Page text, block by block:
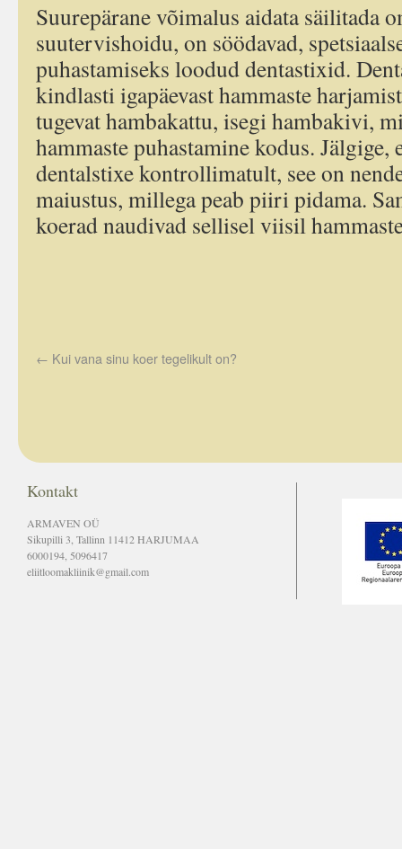
Suurepärane võimalus aidata säilitada
suutervishoidu, on söödavad,
puhastamiseks loodud dentastixid.
kindlasti igapäevast hammaste
tugevat hambakattu, isegi hambakivi,
hammaste puhastamine kodus. Jälgige,
dentalstixe kontrollimatult, see on
maiustus, millega peab piiri pidama.
koerad naudivad sellisel viisil
← Kui vana sinu koer tegelikult on?
Kontakt
ARMAVEN OÜ
Sikupilli 3, Tallinn 11412 HARJUMAA
6000194, 5096417
eliitloomakliinik@gmail.com